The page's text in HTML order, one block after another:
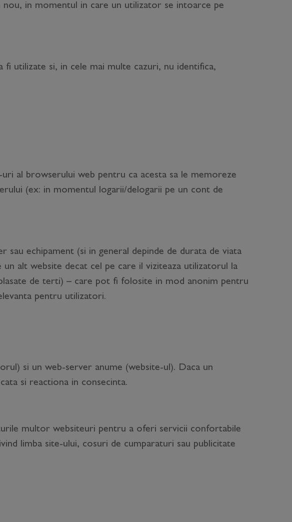
in momentul in care un utilizator se intoarce pe
utilizate si, in cele mai multe cazuri, nu identifica,
al browserului web pentru ca acesta sa le memoreze
(ex: in momentul logarii/delogarii pe un cont de
echipament (si in general depinde de durata de viata
alt website decat cel pe care il viziteaza utilizatorul la
de terti) – care pot fi folosite in mod anonim pentru
pentru utilizatori.
si un web-server anume (website-ul). Daca un
si reactiona in consecinta.
multor websiteuri pentru a oferi servicii confortabile
limba site-ului, cosuri de cumparaturi sau publicitate